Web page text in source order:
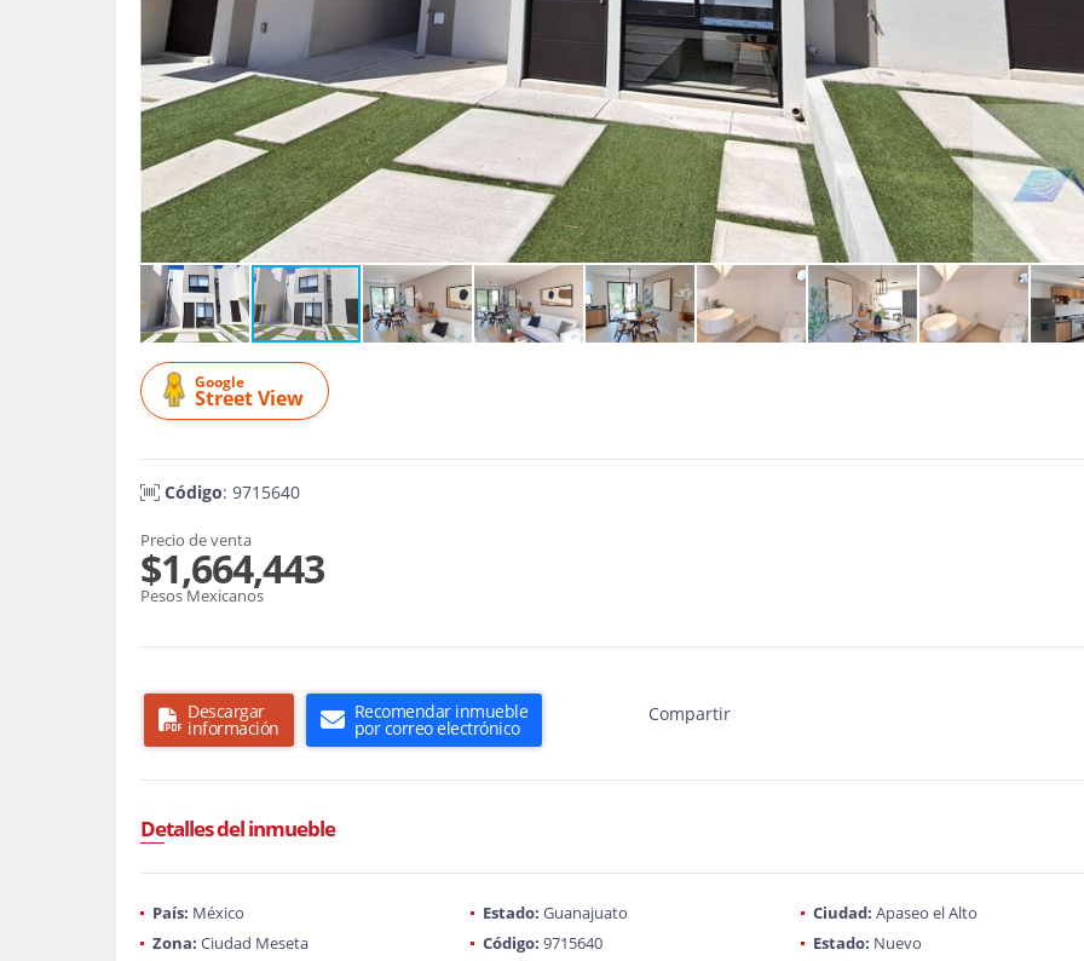
Google
Street View
Código: 9715640
Precio de venta
$1,664,443
Pesos Mexicanos
Descargar
información
Recomendar inmueble
por correo electrónico
Compartir
Detalles del inmueble
País: México Estado: Guanajuato Ciudad: Apaseo el Alto
Zona: Ciudad Meseta Código: 9715640 Estado: Nuevo